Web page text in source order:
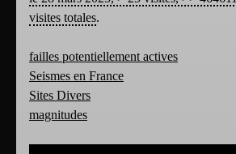
visites totales.
failles potentiellement actives
Seismes en France
Sites Divers
magnitudes